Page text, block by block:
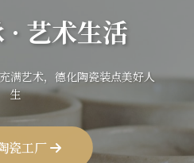
艺术生活
满艺术，德化陶瓷装点美好人
生
瓷工厂